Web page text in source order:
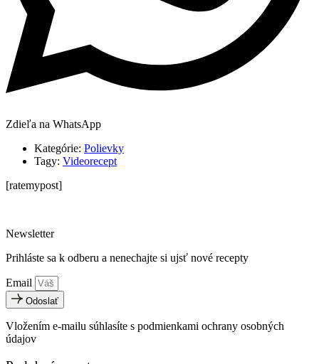
Zdieľa na WhatsApp
Kategórie: Polievky
Tagy: Videorecept
[ratemypost]
Newsletter
Prihláste sa k odberu a nenechajte si ujsť nové recepty
Email
Odoslať
Vložením e-mailu súhlasíte s podmienkami ochrany osobných
údajov